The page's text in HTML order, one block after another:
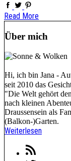
Read More
Über mich
Hi, ich bin Jana -
seit 2010 das
"Die Welt gehört
nach kleinen
Draussensein als
(Balkon-)Garten.
Weiterlesen